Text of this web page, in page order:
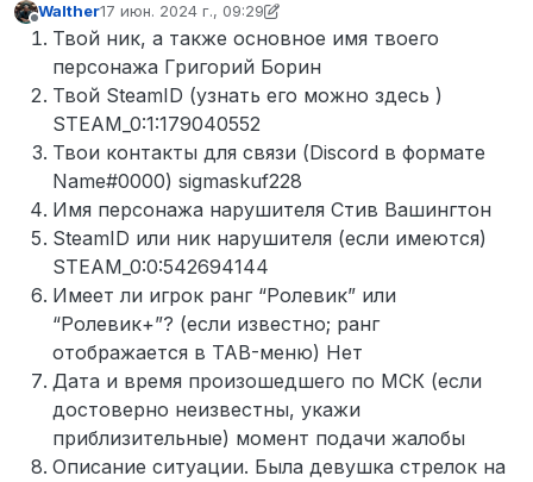
Не в сети
Walther17 июн. 2024 г., 09:29
отредактировано Walther
Твой ник, а также основное имя твоего
персонажа Григорий Борин
Твой SteamID (узнать его можно здесь )
STEAM_0:1:179040552
Твои контакты для связи (Discord в формате
Name#0000) sigmaskuf228
Имя персонажа нарушителя Стив Вашингтон
SteamID или ник нарушителя (если имеются)
STEAM_0:0:542694144
Имеет ли игрок ранг “Ролевик” или
“Ролевик+”? (если известно; ранг
отображается в TAB-меню) Нет
Дата и время произошедшего по МСК (если
достоверно неизвестны, укажи
приблизительные) момент подачи жалобы
Описание ситуации. Была девушка стрелок на